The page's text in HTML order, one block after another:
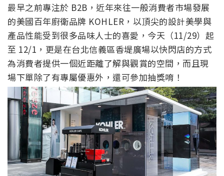
最早之前專注於 B2B，近年來往一般消費者市場發展
的美國百年廚衛品牌 KOHLER，以頂尖的設計美學與
產品性能受到很多品味人士的喜愛，今天（11/29）起
至 12/1，更是在台北信義區香堤廣場以快閃店的方式
為消費者提供一個近距離了解與觀賞的空間，而且現
場下單除了有專屬優惠外，還可參加抽獎唷！